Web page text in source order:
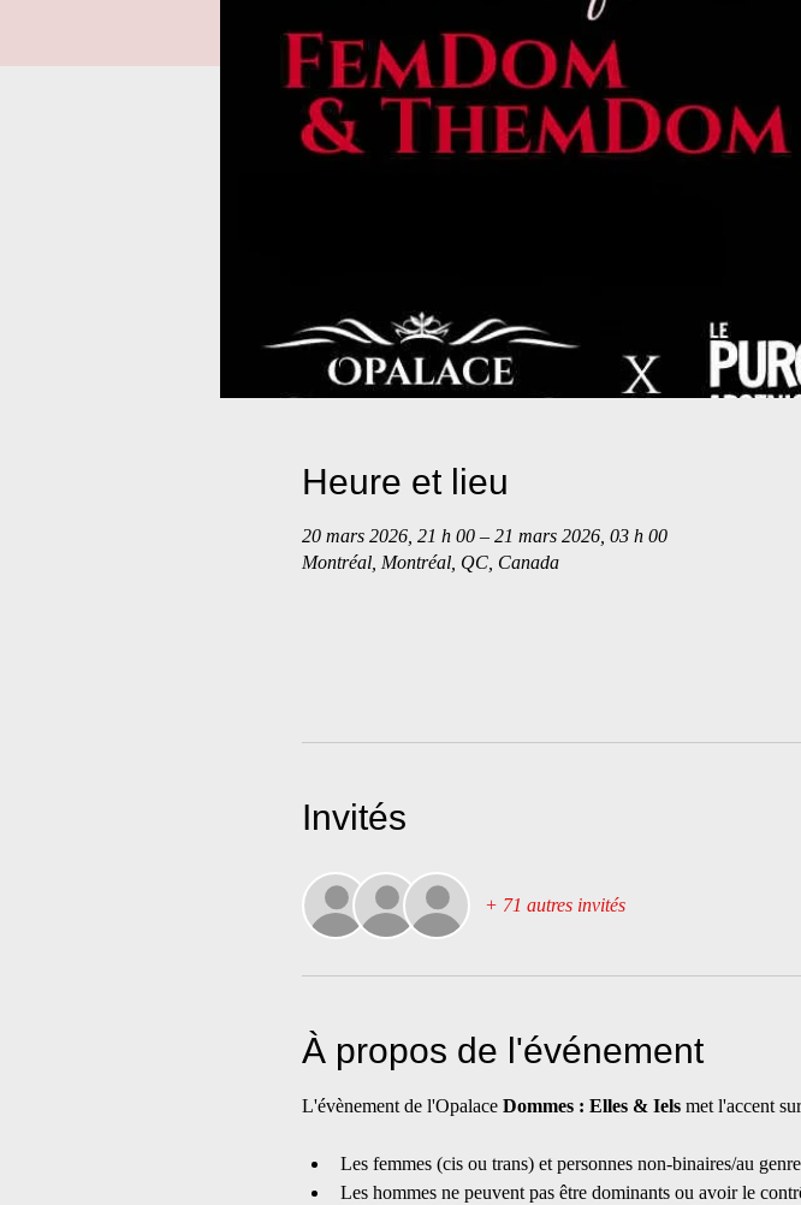
Heure et lieu
20 mars 2026, 21 h 00 – 21 mars 2026, 03 h 00
Montréal, Montréal, QC, Canada
Invités
+ 71 autres invités
À propos de l'événement
L'évènement de l'Opalace Dommes : Elles & Iels met l'accent
Les femmes (cis ou trans) et personnes non-binaires/au
Les hommes ne peuvent pas être dominants ou avoir le